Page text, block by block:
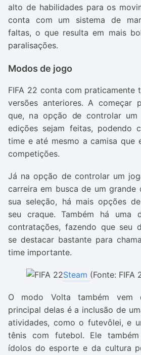
alto de habilidades para os
conta com um sistema de
faltas, o que resulta em mais
paralisações.
Modos de jogo
FIFA 22 conta com praticamente
versões anteriores. A começar
que, na opção de controlar um
edições sejam feitas, podendo
time e até mesmo a camisa que
competições.
Já na opção de controlar um
carreira em busca de um grande
sua seleção, há mais opções
seu craque. Também há uma
contratações, fazendo que seu
se destacar bastante para
time importante.
Steam (Fonte: FIFA
O modo Volta também vem
principal delas é a inclusão de
atividades, como o futevôlei, e
tênis com futebol. Ele
ídolos do esporte e da cultura